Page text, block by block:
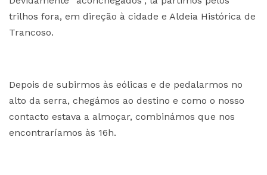
trilhos fora, em direção à cidade e Aldeia Histórica de
Trancoso.
Depois de subirmos às eólicas e de pedalarmos no
alto da serra, chegámos ao destino e como o nosso
contacto estava a almoçar, combinámos que nos
encontraríamos às 16h.